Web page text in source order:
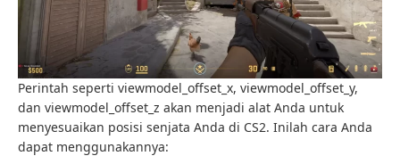
Perintah seperti viewmodel_offset_x, viewmodel_offset_y,
dan viewmodel_offset_z akan menjadi alat Anda untuk
menyesuaikan posisi senjata Anda di CS2. Inilah cara Anda
dapat menggunakannya: